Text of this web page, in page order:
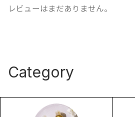
レビューはまだありません。
Category